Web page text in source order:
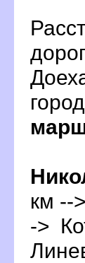
км -->
->